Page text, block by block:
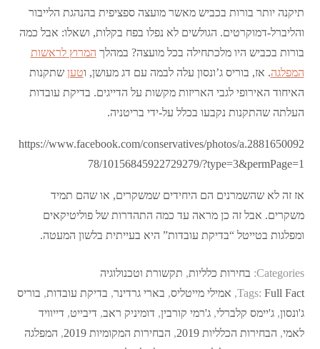
תיקנה יותר בורות בכביש מאשר מועצה ספציפית בהנהגת הלייבור
והליברל-דמוקרטים. הגולשים לא נפלו בפח בקלות, ושאלו: אבל כמה
בורות בכביש היו מלכתחילה בכל מועצה? במהלך המרוץ לראשות
המפלגה. אז, בוריס ג’ונסון עלה לבמה עם דג מעושן, וטען שתקנות
האיחוד האירופי לגבי האריזות מקשות על הדייגים. בדיקת עובדות
העלתה שהתקנות נקבעו בכלל על-ידי בריטניה.
https://www.facebook.com/conservatives/photos/a.2881650092
78/10156845922729279/?type=3&permPage=1
אז זה לא שהשמרנים הם היחידים שמשקרים, או שהם תמיד
משקרים. אבל זה כן מראה עד כמה התהדרות של פוליטיקאים
ומפלגות בטייטל “בדיקת עובדות” היא בעייתית בלשון המעטה.
Categories: בחירות כלליות, תקשורת וטכנולוגיה
Tags: Full Fact
, אמילי מייטליס, בארי גרדינר, בדיקת עובדות, בוריס
ג'ונסון,ג'יימס קלברלי,ג'רמי קורבין, דומיניק ראב, דיבייט, דייוויד
לאמי, הבחירות הכלליות 2019 , הבחירות המקומיות 2019 , המפלגה